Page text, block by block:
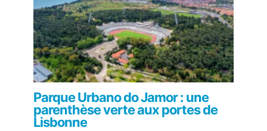
Parque Urbano do Jamor : une
parenthèse verte aux portes de
Lisbonne